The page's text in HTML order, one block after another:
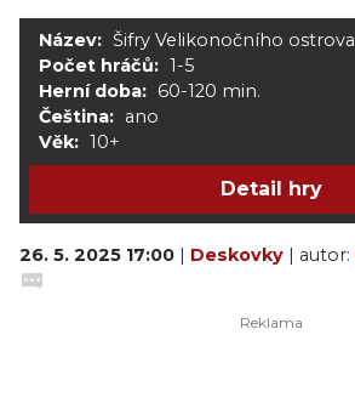
Název: Šifry Velikonočního ostrova
Počet hráčů: 1-5
Herní doba: 60-120 min.
Čeština: ano
Věk: 10+
Detail hry
26. 5. 2025 17:00 | Deskovky | autor: